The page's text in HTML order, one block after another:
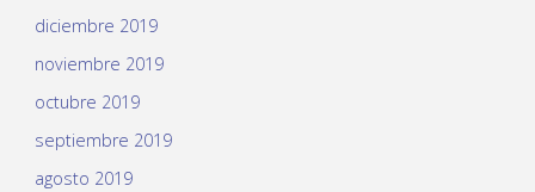
diciembre 2019
noviembre 2019
octubre 2019
septiembre 2019
agosto 2019